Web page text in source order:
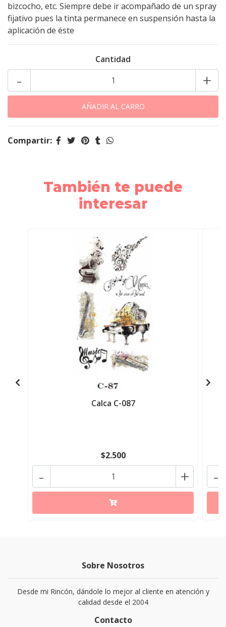
bizcocho, etc. Siempre debe ir acompañado de un spray
fijativo pues la tinta permanece en suspensión hasta la
aplicación de éste
Cantidad
+
-
Compartir:
También te puede
interesar
Calca C-087
$2.500
+
- -
Sobre Nosotros
Desde mi Rincón, dándole lo mejor al cliente en atención y
calidad desde el 2004
Contacto